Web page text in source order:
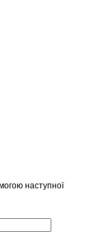
наступної